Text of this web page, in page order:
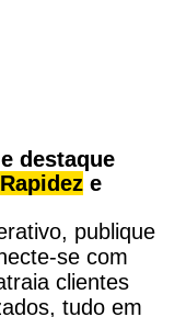
destaque
Rapideze
publique
se com
clientes
tudo em